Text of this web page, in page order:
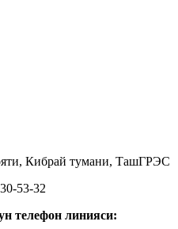
Кибрай тумани, ТашГРЭС
53-32
телефон линияси: